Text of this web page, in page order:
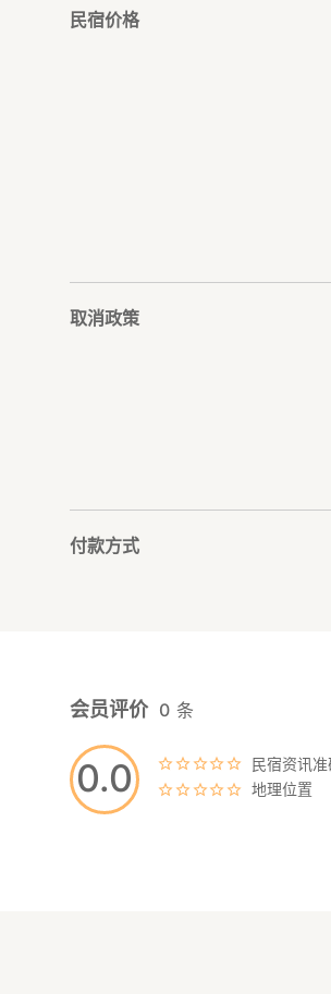
民宿价格
取消政策
付款方式
0.0
会员评价 0 条
民宿资讯准
地理位置